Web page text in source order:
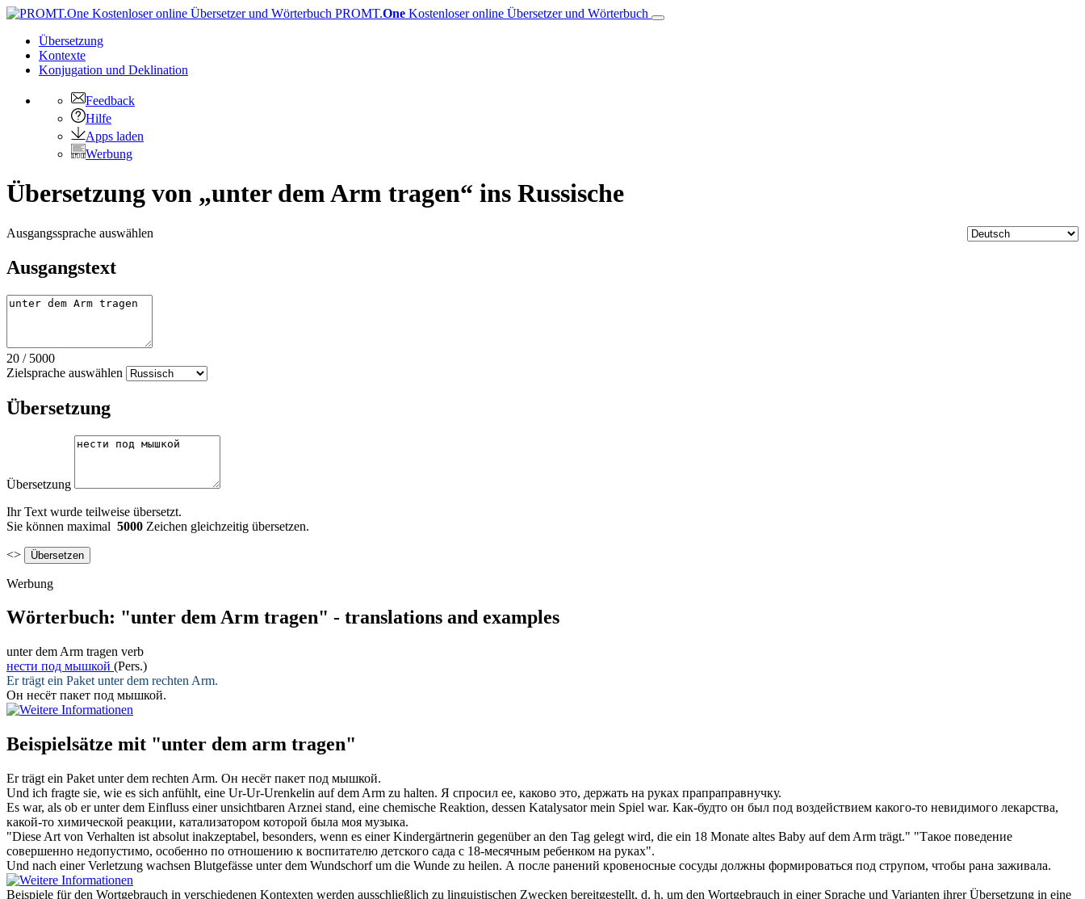
PROMT.One Kostenloser online Übersetzer und Wörterbuch
Übersetzung
Kontexte
Konjugation und Deklination
Feedback
Hilfe
Apps laden
Werbung
Übersetzung von „unter dem Arm tragen“ ins Russische
Ausgangssprache auswählen
Ausgangstext
20 / 5000
Zielsprache auswählen
Übersetzung
Übersetzung
Ihr Text wurde teilweise übersetzt.
Sie können maximal 5000 Zeichen gleichzeitig übersetzen.
<>
Werbung
Wörterbuch: "unter dem Arm tragen" - translations and examples
unter dem Arm tragen verb
нести под мышкой (Pers.)
Erträgt ein Paket unter dem rechten Arm.
Он несёт пакет под мышкой.
Beispielsätze mit "unter dem arm tragen"
Erträgt ein Paket unter dem rechten Arm. Он несёт пакет под мышкой.
Und ich fragte sie, wie es sich anfühlt, eine Ur-Ur-Urenkelin aufdem Arm zu halten. Я спросил ее, каково это, держать на руках прапраправнучку.
Es war, als ob erunter dem Einfluss einer unsichtbaren Arznei stand, eine chemische Reaktion, dessen Katalysator mein Spiel war. Как-будто он был под воздействием какого-то невидимого лекарства,
какой-то химической реакции, катализатором которой была моя музыка.
"Diese Art von Verhalten ist absolut inakzeptabel, besonders, wenn es einer Kindergärtnerin gegenüber an den Tag gelegt wird, die ein 18 Monate altes Baby aufdem Arm trägt." "Такое поведение
совершенно недопустимо, особенно по отношению к воспитателю детского сада с 18-месячным ребенком на руках".
Und nach einer Verletzung wachsen Blutgefässe unter dem Wundschorf um die Wunde zu heilen. А после ранений кровеносные сосуды должны формироваться под струпом, чтобы рана заживала.
Beispiele für den Wortgebrauch in verschiedenen Kontexten werden ausschließlich zu linguistischen Zwecken bereitgestellt, d. h. um den Wortgebrauch in einer Sprache und Varianten ihrer Übersetzung in eine